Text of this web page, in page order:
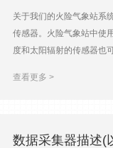
关于我们的火险气象站系
传感器。火险气象站中使
度和太阳辐射的传感器也
测风速和风向、气温和
修改，以适应不同的传感
查看更多 >
数据采集器描述(